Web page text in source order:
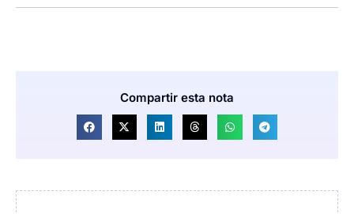
Compartir esta nota